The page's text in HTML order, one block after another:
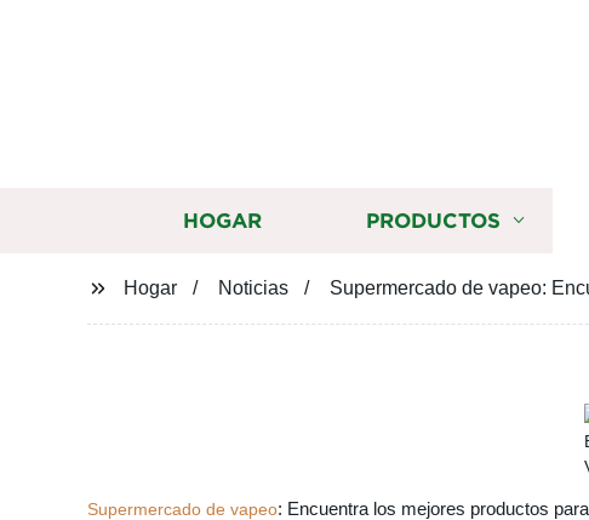
HOGAR PRODUCTOS
Hogar Noticias Supermercado de vapeo:
Supermercado de vapeo: Encuentra los mejores productos